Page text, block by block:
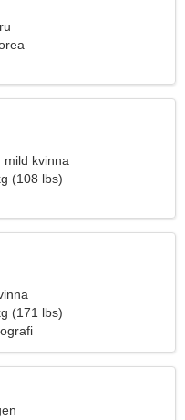
mild kvinna
(108 lbs)
(171 lbs)